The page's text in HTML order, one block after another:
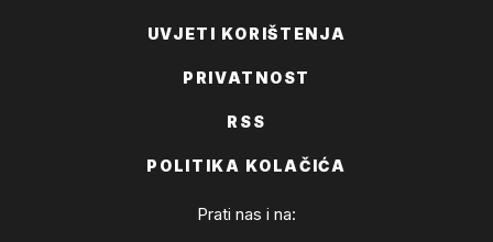
UVJETI KORIŠTENJA
PRIVATNOST
RSS
POLITIKA KOLAČIĆA
Prati nas i na: